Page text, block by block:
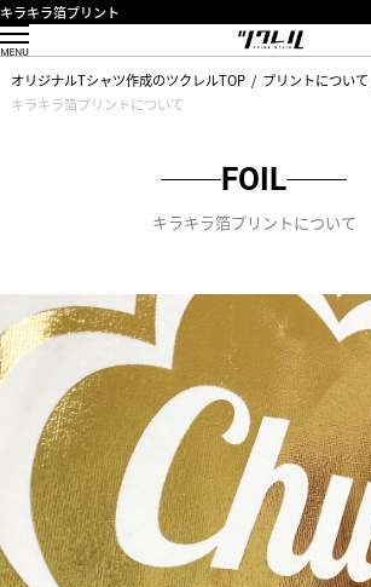
キラキラ箔プリント
オリジナルTシャツ作成のツクレルTOP
プリントについて
キラキラ箔プリントについて
FOIL
キラキラ箔プリントについて